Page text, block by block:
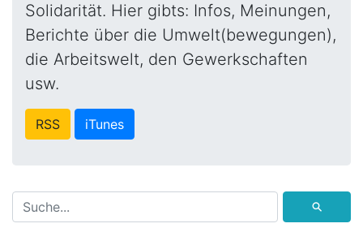
Solidarität. Hier gibts: Infos, Meinungen,
Berichte über die Umwelt(bewegungen),
die Arbeitswelt, den Gewerkschaften
usw.
RSS iTunes
⚲